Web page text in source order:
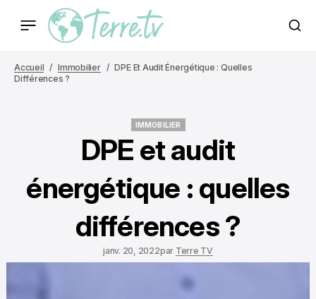
Accueil Immobilier
DPE Et Audit Énergétique : Quelles
Différences ?
IMMOBILIER
DPE et audit
énergétique : quelles
différences ?
janv. 20, 2022par Terre TV